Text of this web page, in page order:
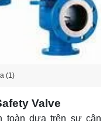
(1)
Valve
toàn dựa trên sự cân